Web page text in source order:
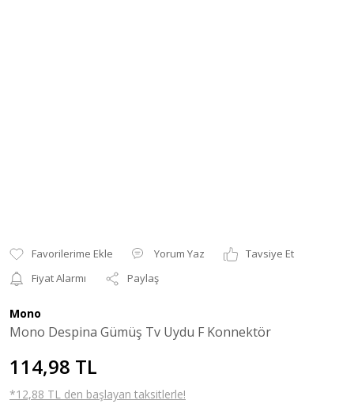
Yorum Yaz
Tavsiye Et
Fiyat Alarmı
Paylaş
Mono
Mono Despina Gümüş Tv Uydu F Konnektör
114,98 TL
*12,88 TL den başlayan taksitlerle!